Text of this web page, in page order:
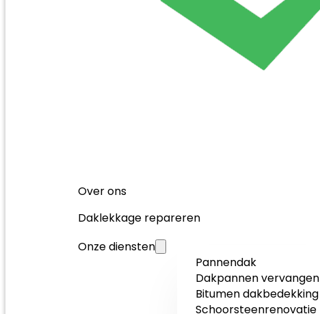
Over ons
Daklekkage repareren
Onze diensten
Pannendak
Dakpannen vervangen
Bitumen dakbedekking
Schoorsteenrenovatie